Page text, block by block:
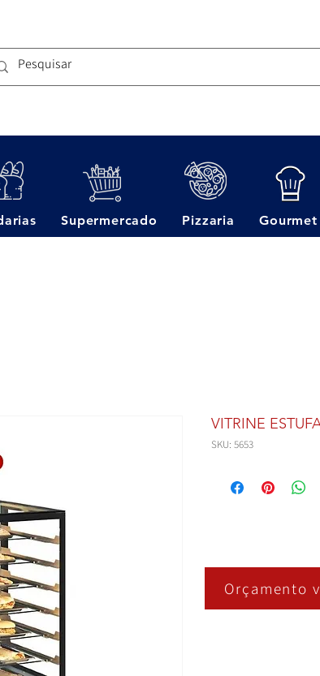
VITRINE
SKU: 5653
Orçamento
Supermercado Pizzaria Gourmet